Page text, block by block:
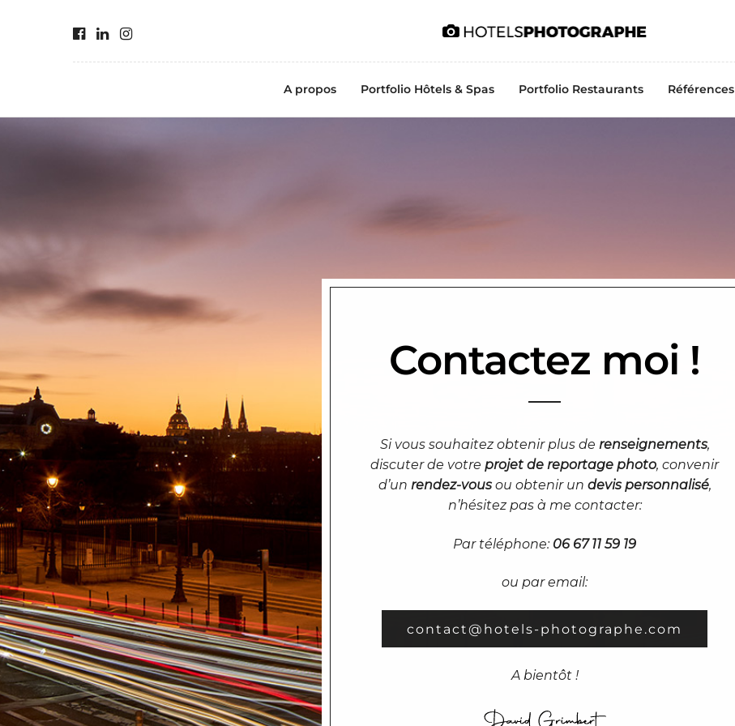
A propos Portfolio Hôtels & Spas Portfolio Restaurants Références
Contactez moi !
Si vous souhaitez obtenir plus de renseignements,
discuter de votre projet de reportage photo, convenir
d’un rendez-vousou obtenir un devis personnalisé,
n’hésitez pas à me contacter:
Par téléphone: 06 67 11 59 19
ou par email:
contact@hotels-photographe.com
A bientôt !